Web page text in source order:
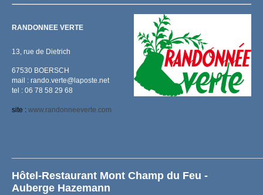
RANDONNEE VERTE
13, rue de Dietrich
67530 BOERSCH
mail : rando.verte@laposte.net
tel : 06 78 58 29 68
site : www.randonneeverte.com
Hôtel-Restaurant Mont Champ du Feu -
Auberge Hazemann